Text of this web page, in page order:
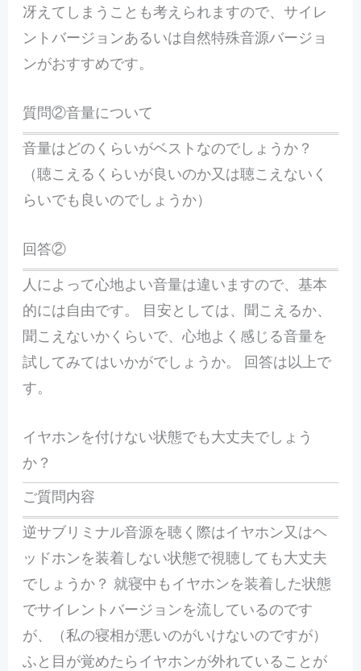
冴えてしまうことも考えられますので、サイレ
ントバージョンあるいは自然特殊音源バージョ
ンがおすすめです。
質問②音量について
音量はどのくらいがベストなのでしょうか？
（聴こえるくらいが良いのか又は聴こえないく
らいでも良いのでしょうか）
回答②
人によって心地よい音量は違いますので、基本
的には自由です。 目安としては、聞こえるか、
聞こえないかくらいで、心地よく感じる音量を
試してみてはいかがでしょうか。 回答は以上で
す。
イヤホンを付けない状態でも大丈夫でしょう
か？
ご質問内容
逆サブリミナル音源を聴く際はイヤホン又はヘ
ッドホンを装着しない状態で視聴しても大丈夫
でしょうか？ 就寝中もイヤホンを装着した状態
でサイレントバージョンを流しているのです
が、（私の寝相が悪いのがいけないのですが）
ふと目が覚めたらイヤホンが外れていることが